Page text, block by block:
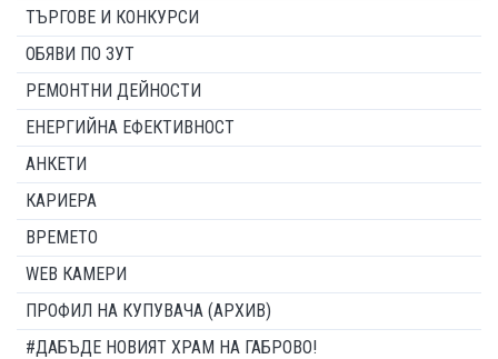
ТЪРГОВЕ И КОНКУРСИ
ОБЯВИ ПО ЗУТ
РЕМОНТНИ ДЕЙНОСТИ
ЕНЕРГИЙНА ЕФЕКТИВНОСТ
АНКЕТИ
КАРИЕРА
ВРЕМЕТО
WEB КАМЕРИ
ПРОФИЛ НА КУПУВАЧА (АРХИВ)
#ДАБЪДЕ НОВИЯТ ХРАМ НА ГАБРОВО!